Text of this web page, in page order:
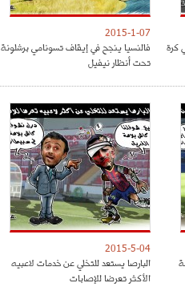
كرة
2015-1-07
فالنسيا ينجح في إيقاف تسونامي برشلونة
تحت أنظار نيفيل
2015-5-04
البارصا يستعد للتخلي عن خدمات لاعبيه
الأكثر تعرضا للإصابات